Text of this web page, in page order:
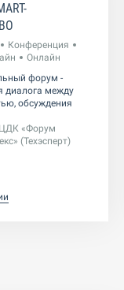
Конференция
Онлайн
форум -
диалога между
обсуждения
«Форум
(Техэсперт)